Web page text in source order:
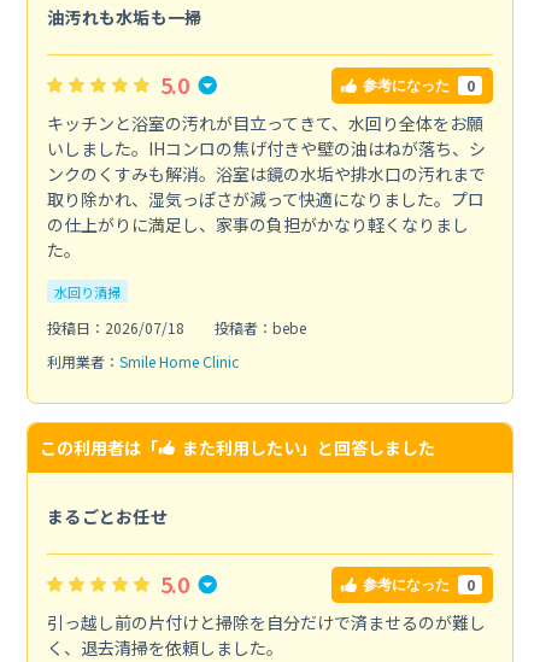
油汚れも水垢も一掃
5.0 参考になった 0
キッチンと浴室の汚れが目立ってきて、水回り全体をお願
いしました。IHコンロの焦げ付きや壁の油はねが落ち、シ
ンクのくすみも解消。浴室は鏡の水垢や排水口の汚れまで
取り除かれ、湿気っぽさが減って快適になりました。プロ
の仕上がりに満足し、家事の負担がかなり軽くなりまし
た。
水回り清掃
投稿日：2026/07/18
投稿者：bebe
利用業者： Smile Home Clinic
この利用者は「 また利用したい」と回答しました
まるごとお任せ
5.0 参考になった 0
引っ越し前の片付けと掃除を自分だけで済ませるのが難し
く、退去清掃を依頼しました。